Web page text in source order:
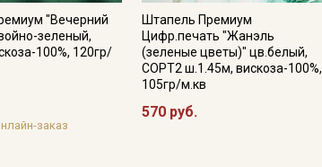
"Вечерний
зеленый,
100%, 120гр/
заказ
Штапель Премиум
Цифр.печать "Жанэль
(зеленые цветы)" цв.белый,
СОРТ2 ш.1.45м, вискоза-100%,
105гр/м.кв
570 руб.
Даю
Согласие на получение рекламных и
информационных рассылок